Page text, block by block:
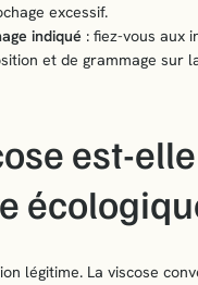
excessif.
indiqué : fiez-vous aux
et de grammage sur
est-
légitime. La viscose